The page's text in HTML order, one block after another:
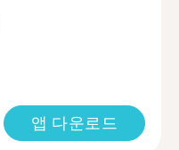
앱 다운로드